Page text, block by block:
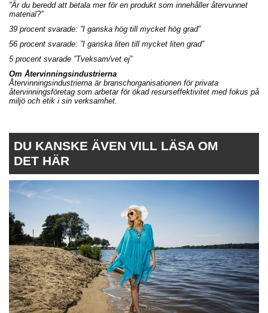
”Är du beredd att betala mer för en produkt som innehåller återvunnet
material?”
39 procent svarade: ”I ganska hög till mycket hög grad”
56 procent svarade: ”I ganska liten till mycket liten grad”
5 procent svarade ”Tveksam/vet ej”
Om Återvinningsindustrierna
Återvinningsindustrierna är branschorganisationen för privata
återvinningsföretag som arbetar för ökad resurseffektivitet med fokus på
miljö och etik i sin verksamhet.
DU KANSKE ÄVEN VILL LÄSA OM
DET HÄR